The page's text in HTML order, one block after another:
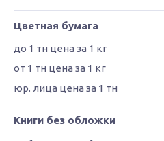
Цветная бумага
Книги без обложки